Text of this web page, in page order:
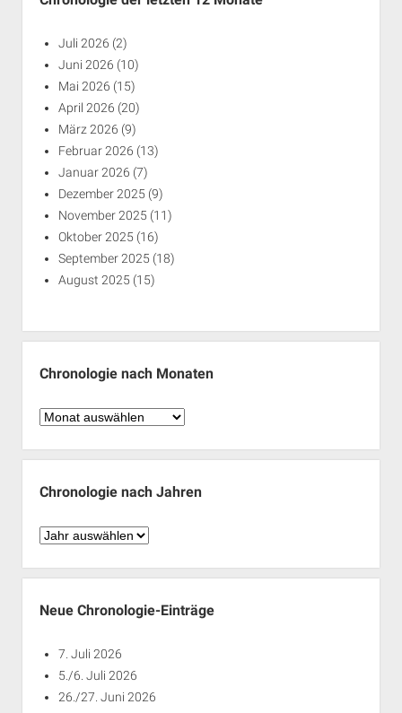
Juli 2026 (2)
Juni 2026 (10)
Mai 2026 (15)
April 2026 (20)
März 2026 (9)
Februar 2026 (13)
Januar 2026 (7)
Dezember 2025 (9)
November 2025 (11)
Oktober 2025 (16)
September 2025 (18)
August 2025 (15)
Chronologie nach Monaten
Chronologie
Monaten
Chronologie nach Jahren
Chronologie
Jahren
Neue Chronologie-Einträge
7. Juli 2026
5./6. Juli 2026
26./27. Juni 2026